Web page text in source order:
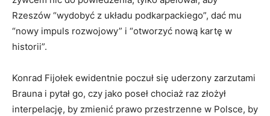
Rzeszów “wydobyć z układu podkarpackiego”, dać mu
“nowy impuls rozwojowy” i “otworzyć nową kartę w
historii”.
Konrad Fijołek ewidentnie poczuł się uderzony zarzutami
Brauna i pytał go, czy jako poseł chociaż raz złożył
interpelację, by zmienić prawo przestrzenne w Polsce, by